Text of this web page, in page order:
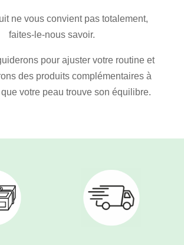
ne vous convient pas totalement,
faites-le-nous savoir.
pour ajuster votre routine et
des produits complémentaires à
votre peau trouve son équilibre.